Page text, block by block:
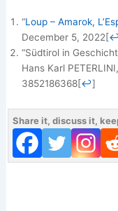
“Loup – Amarok,
December 5, 2022[
“Südtirol in
Hans Karl
3852186368[↩]
Share it, discuss it,